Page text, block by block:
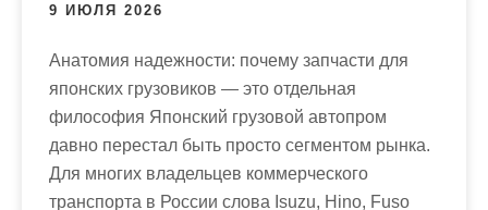
9 ИЮЛЯ 2026
Анатомия надежности: почему запчасти для
японских грузовиков — это отдельная
философия Японский грузовой автопром
давно перестал быть просто сегментом рынка.
Для многих владельцев коммерческого
транспорта в России слова Isuzu, Hino, Fuso